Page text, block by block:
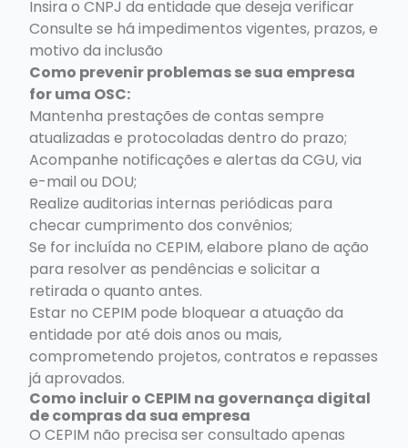
Insira o CNPJ da entidade que deseja verificar
Consulte se há impedimentos vigentes, prazos, e
motivo da inclusão
Como prevenir problemas se sua empresa
for uma OSC:
Mantenha prestações de contas sempre
atualizadas e protocoladas dentro do prazo;
Acompanhe notificações e alertas da CGU, via
e-mail ou DOU;
Realize auditorias internas periódicas para
checar cumprimento dos convênios;
Se for incluída no CEPIM, elabore plano de ação
para resolver as pendências e solicitar a
retirada o quanto antes.
Estar no CEPIM pode bloquear a atuação da
entidade por até dois anos ou mais,
comprometendo projetos, contratos e repasses
já aprovados.
Como incluir o CEPIM na governança digital
de compras da sua empresa
O CEPIM não precisa ser consultado apenas